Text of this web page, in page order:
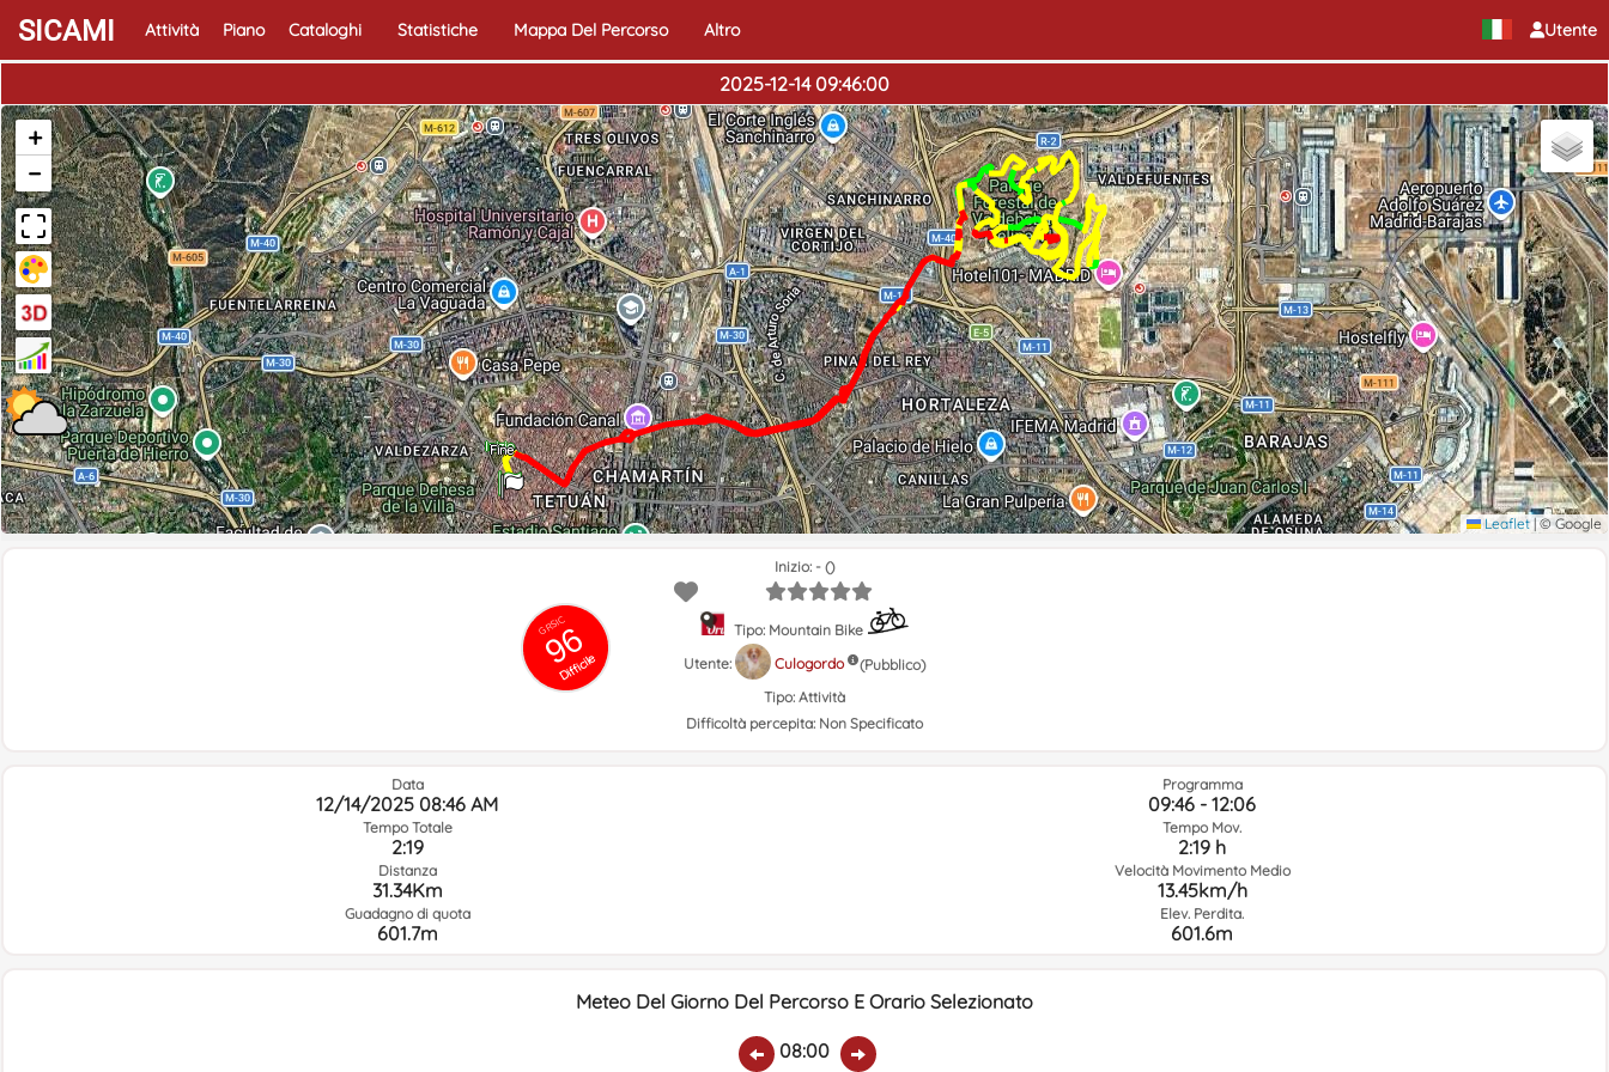
Utente
SICAMI Attività Piano Cataloghi Statistiche Mappa Del Percorso Altro
2025-12-14 09:46:00
Inizio
Fine
+
−
Leaflet |© Google
GRSIC
96
Difficile
Inizio: - ()
Tipo: Mountain Bike
Utente:
Culogordo
(Pubblico)
Tipo: Attività
Difficoltà percepita: Non Specificato
Data
12/14/2025 08:46 AM
Tempo Totale
2:19
Distanza
31.34Km
Guadagno di quota
601.7m
Programma
09:46 - 12:06
Tempo Mov.
2:19 h
Velocità Movimento Medio
13.45km/h
Elev. Perdita.
601.6m
Meteo Del Giorno Del Percorso E Orario Selezionato
08:00